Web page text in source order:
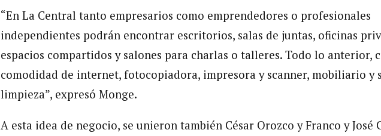
“En La Central tanto empresarios como emprendedores o profesionales
independientes podrán encontrar escritorios, salas de juntas, oficinas
espacios compartidos y salones para charlas o talleres. Todo lo anterior,
comodidad de internet, fotocopiadora, impresora y scanner, mobiliario y
limpieza”, expresó Monge.
A esta idea de negocio, se unieron también César Orozco y Franco y José